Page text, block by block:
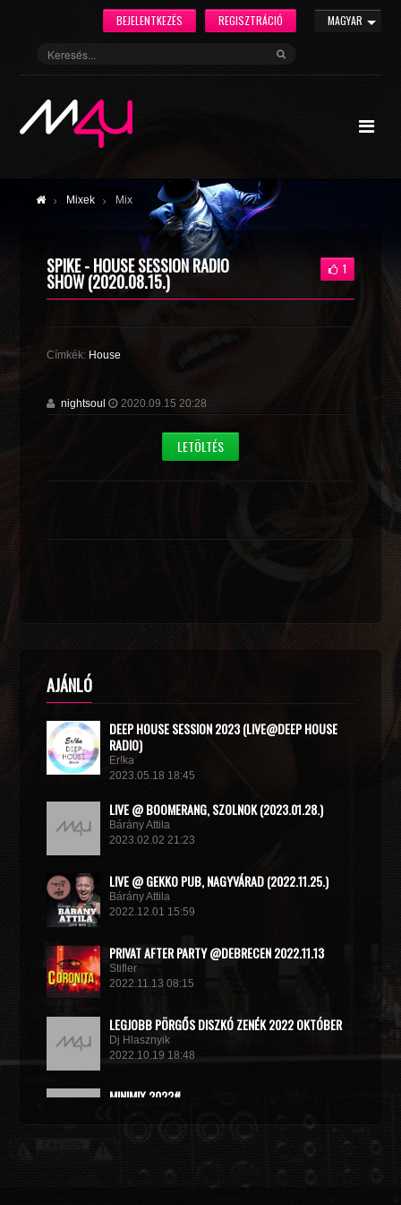
MAGYAR
REGISZTRÁCIÓ
BEJELENTKEZÉS
Mixek Mix
SPIKE - HOUSE SESSION RADIO
SHOW (2020.08.15.)
1
Címkék: House
nightsoul 2020.09.15 20:28
LETÖLTÉS
AJÁNLÓ
DEEP HOUSE SESSION 2023 (LIVE@DEEP HOUSE
RADIO)
Er!ka
2023.05.18 18:45
LIVE @ BOOMERANG, SZOLNOK (2023.01.28.)
Bárány Attila
2023.02.02 21:23
LIVE @ GEKKO PUB, NAGYVÁRAD (2022.11.25.)
Bárány Attila
2022.12.01 15:59
PRIVAT AFTER PARTY @DEBRECEN 2022.11.13
Stifler
2022.11.13 08:15
LEGJOBB PÖRGŐS DISZKÓ ZENÉK 2022 OKTÓBER
Dj Hlasznyik
2022.10.19 18:48
MINIMIX 2022#
2022.09.02 10:40